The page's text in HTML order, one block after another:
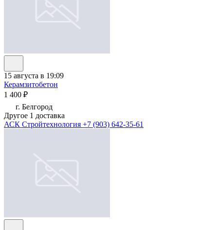
15 августа в 19:09
Керамзитобетон
1 400 ₽
г. Белгород
Другое 1 доставка
АСК Стройтехнология +7 (903) 642-35-61